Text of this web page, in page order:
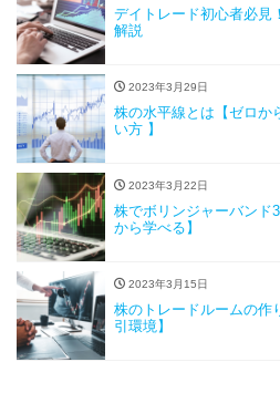
デイトレード初心者必見
解説
2023年3月29日
株の水平線とは【ゼロか
い方 】
2023年3月22日
株でボリンジャーバンド
から学べる】
2023年3月15日
株のトレードルームの作
引環境】